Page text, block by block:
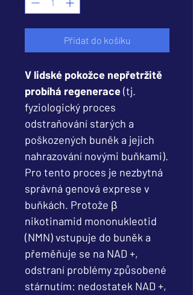
Přidat do košíku
V lidské pokožce nepřetržitě
probíhá regenerace(tj.
fyziologický proces
odstraňování starých a
poškozených buněk a jejich
nahrazování novými buňkami).
Pro tento proces je nezbytná
správná genová exprese v
buňkách. Protože β
nikotinamid mononukleotid
(NMN) vstupuje do buněk a
přeměňuje se na NAD +,
odstraní problémy způsobené
stárnutím: nedostatek NAD +,